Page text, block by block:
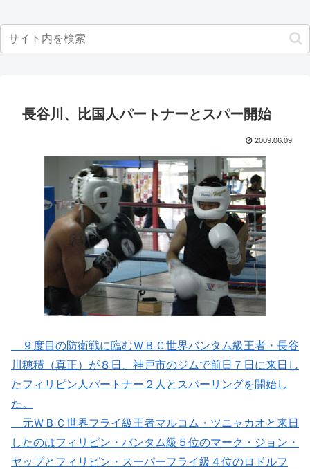
長谷川、比国人パートナーとスパー開始
2009.06.09
９度目の防衛戦に臨むＷＢＣ世界バンタム級王者・長谷
川穂積（真正）が８日、神戸市のジムで前日７日に来日し
たフィリピン人パートナー２人とスパーリングを開始し
た。
元ＷＢＣ世界フライ級王者マルコム・ツニャカオと来日
したのはフィリピン・バンタム級５位のマーク・ジョン・
ヤップとフィリピン・スーパーフライ級４位のロドルフ